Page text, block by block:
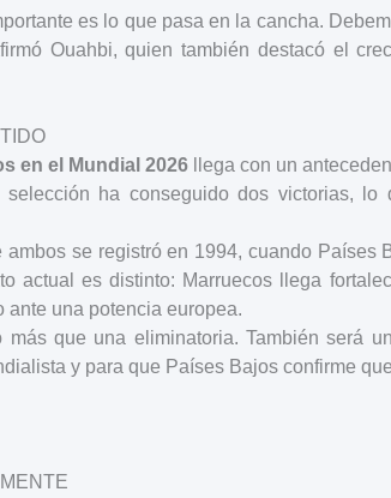
es lo que pasa en la cancha.
Ouahbi, quien también destacó el
en el Mundial 2026 llega con un
selección ha conseguido dos victorias, lo
se registró en 1994, cuando Países
actual es distinto: Marruecos llega
una potencia europea.
que una eliminatoria. También será
y para que Países Bajos confirme